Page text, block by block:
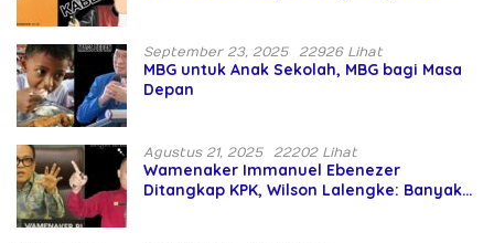
September 23, 2025 22926 Lihat
MBG untuk Anak Sekolah, MBG bagi Masa
Depan
Agustus 21, 2025 22202 Lihat
Wamenaker Immanuel Ebenezer
Ditangkap KPK, Wilson Lalengke: Banyak